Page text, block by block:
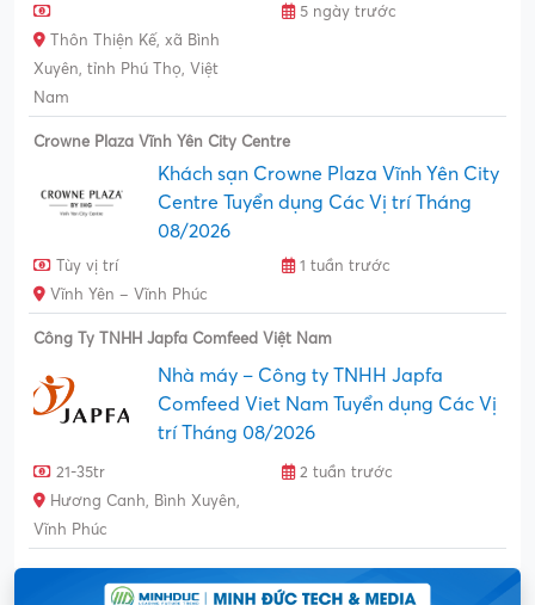
5 ngày trước
Thôn Thiện Kế, xã Bình
Xuyên, tỉnh Phú Thọ, Việt
Nam
Crowne Plaza Vĩnh Yên City Centre
Khách sạn Crowne Plaza Vĩnh Yên City
Centre Tuyển dụng Các Vị trí Tháng
08/2026
Tùy vị trí
1 tuần trước
Vĩnh Yên – Vĩnh Phúc
Công Ty TNHH Japfa Comfeed Việt Nam
Nhà máy – Công ty TNHH Japfa
Comfeed Viet Nam Tuyển dụng Các Vị
trí Tháng 08/2026
21-35tr
2 tuần trước
Hương Canh, Bình Xuyên,
Vĩnh Phúc